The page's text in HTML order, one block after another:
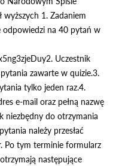
1. Zadaniem
odpowiedzi na 40 pytań w
Uczestnik
zawarte w quizie.3.
tylko jeden raz.4.
e-mail oraz pełną nazwę
niezbędny do otrzymania
należy przesłać
Po tym terminie formularz
następujące